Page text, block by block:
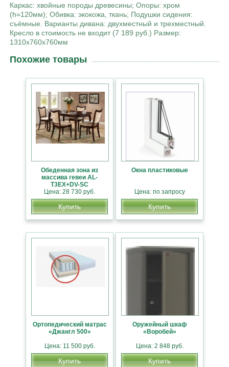
Каркас: хвойные породы древесины; Опоры: хром
(h=120мм); Обивка: экокожа, ткань; Подушки сидения:
съёмные. Варианты дивана: двухместный и трехместный.
Кресло в стоимость не входит (7 189 руб.) Размер:
1310х760х760мм
Похожие товары
Обеденная зона из
массива гевеи AL-
T3EX+DV-SC
Цена: 28 730 руб.
Купить
Окна пластиковые
Цена: по запросу
Купить
Ортопедический матрас
«Джангл 500»
Цена: 11 500 руб.
Купить
Оружейный шкаф
«Воробей»
Цена: 2 848 руб.
Купить